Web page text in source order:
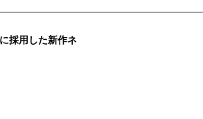
採用した新作ネ